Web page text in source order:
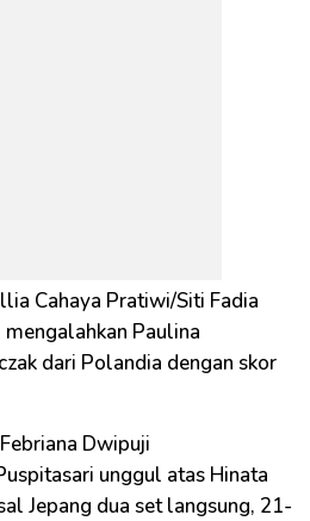
Cahaya Pratiwi/Siti Fadia
Paulina
dari Polandia dengan skor
Dwipuji
unggul atas Hinata
Jepang dua set langsung, 21-